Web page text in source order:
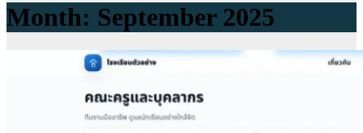
Month: September 2025